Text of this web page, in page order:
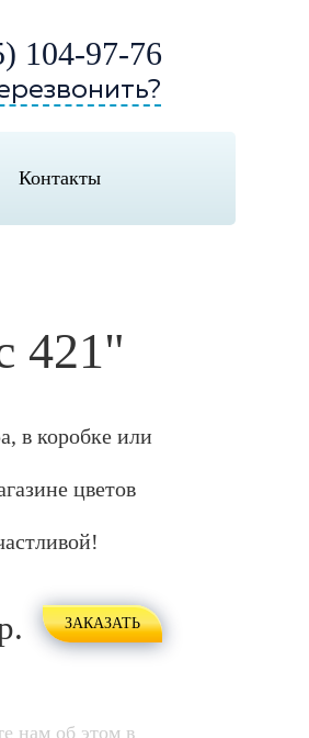
104-97-76
Контакты
421"
в коробке или
цветов
ЗАКАЗАТЬ
нам об этом в